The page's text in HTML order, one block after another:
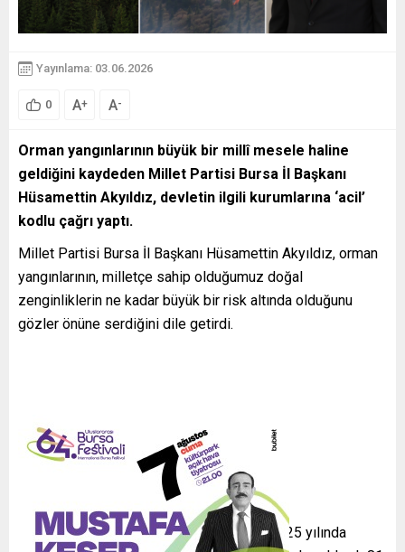
Yayınlama: 03.06.2026
0 A+ A-
Orman yangınlarının büyük bir millî mesele haline
geldiğini kaydeden Millet Partisi Bursa İl Başkanı
Hüsamettin Akyıldız, devletin ilgili kurumlarına ‘acil’
kodlu çağrı yaptı.
Millet Partisi Bursa İl Başkanı Hüsamettin Akyıldız, orman
yangınlarının, milletçe sahip olduğumuz doğal
zenginliklerin ne kadar büyük bir risk altında olduğunu
gözler önüne serdiğini dile getirdi.
BİNLERCE HEKTAR KÜLE DÖNDÜ
Orman Genel Müdürlüğü verilerine göre, 2025 yılında